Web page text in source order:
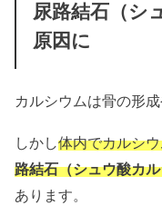
尿路結石（シ
原因に
カルシウムは骨の形
しかし体内でカルシ
路結石（シュウ酸カ
あります。